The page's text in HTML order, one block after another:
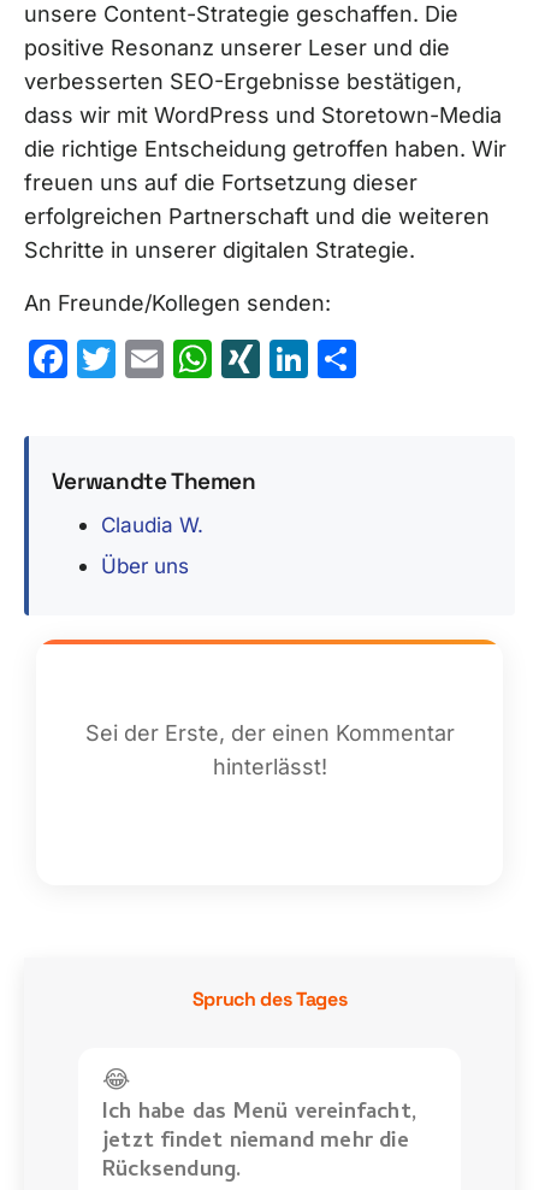
unsere Content-Strategie geschaffen. Die
positive Resonanz unserer Leser und die
verbesserten SEO-Ergebnisse bestätigen,
dass wir mit WordPress und Storetown-Media
die richtige Entscheidung getroffen haben. Wir
freuen uns auf die Fortsetzung dieser
erfolgreichen Partnerschaft und die weiteren
Schritte in unserer digitalen Strategie.
An Freunde/Kollegen senden:
Facebook
Twitter
EmailWhatsApp
XINGLinkedIn
Verwandte Themen
Claudia W.
Über uns
Sei der Erste, der einen Kommentar
hinterlässt!
Spruch des Tages
😂
Ich habe das Menü vereinfacht,
jetzt findet niemand mehr die
Rücksendung.